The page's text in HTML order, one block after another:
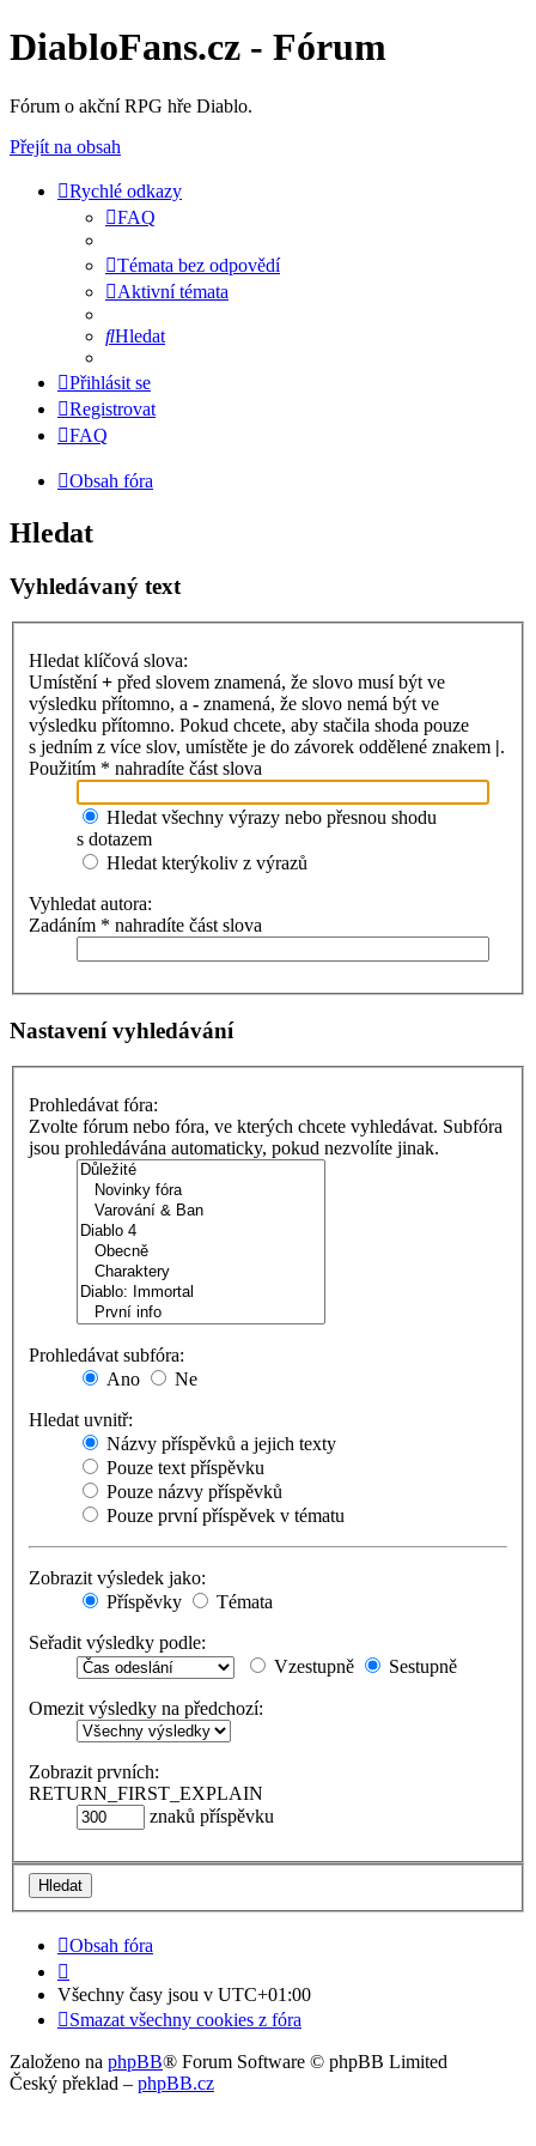
DiabloFans.cz - Fórum
Fórum o akční RPG hře Diablo.
Přejít na obsah
Rychlé odkazy
FAQ
Témata bez odpovědí
Aktivní témata
Hledat
Přihlásit se
Registrovat
FAQ
Obsah fóra
Hledat
Vyhledávaný text
Hledat klíčová slova:
Umístění+ před slovem znamená, že slovo musí být ve
výsledku přítomno, a - znamená, že slovo nemá být ve
výsledku přítomno. Pokud chcete, aby stačila shoda pouze
s jedním z více slov, umístěte je do závorek oddělené znakem |.
Použitím * nahradíte část slova
Hledat všechny výrazy nebo přesnou shodu
s dotazem
Hledat kterýkoliv z výrazů
Vyhledat autora:
Zadáním * nahradíte část slova
Nastavení vyhledávání
Prohledávat fóra:
Zvolte fórum nebo fóra, ve kterých chcete vyhledávat. Subfóra
jsou prohledávána automaticky, pokud nezvolíte jinak.
Prohledávat subfóra:
Ano
Ne
Hledat uvnitř:
Názvy příspěvků a jejich texty
Pouze text příspěvku
Pouze názvy příspěvků
Pouze první příspěvek v tématu
Zobrazit výsledek jako:
Příspěvky
Témata
Seřadit výsledky podle:
Vzestupně
Sestupně
Omezit výsledky na předchozí:
Zobrazit prvních:
RETURN_FIRST_EXPLAIN
znaků příspěvku
Obsah fóra
Všechny časy jsou v UTC+01:00
Smazat všechny cookies z fóra
Založeno na phpBB® Forum Software © phpBB Limited
Český překlad – phpBB.cz